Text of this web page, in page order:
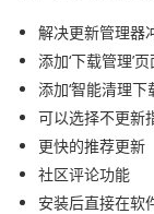
解决更新管理器
添加‘下载管理’
添加‘智能清理下
可以选择不更新
更快的推荐更新
社区评论功能
安装后直接在软